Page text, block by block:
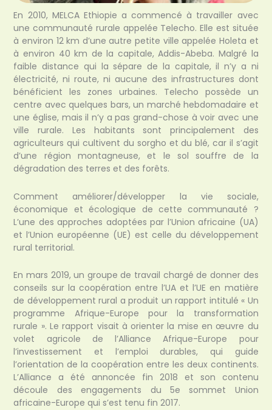
En 2010, MELCA Ethiopie a commencé à travailler avec
une communauté rurale appelée Telecho. Elle est située
à environ 12 km d’une autre petite ville appelée Holeta et
à environ 40 km de la capitale, Addis-Abeba. Malgré la
faible distance qui la sépare de la capitale, il n’y a ni
électricité, ni route, ni aucune des infrastructures dont
bénéficient les zones urbaines. Telecho possède un
centre avec quelques bars, un marché hebdomadaire et
une église, mais il n’y a pas grand-chose à voir avec une
ville rurale. Les habitants sont principalement des
agriculteurs qui cultivent du sorgho et du blé, car il s’agit
d’une région montagneuse, et le sol souffre de la
dégradation des terres et des forêts.
Comment améliorer/développer la vie sociale,
économique et écologique de cette communauté ?
L’une des approches adoptées par l’Union africaine (UA)
et l’Union européenne (UE) est celle du développement
rural territorial.
En mars 2019, un groupe de travail chargé de donner des
conseils sur la coopération entre l’UA et l’UE en matière
de développement rural a produit un rapport intitulé « Un
programme Afrique-Europe pour la transformation
rurale ». Le rapport visait à orienter la mise en œuvre du
volet agricole de l’Alliance Afrique-Europe pour
l’investissement et l’emploi durables, qui guide
l’orientation de la coopération entre les deux continents.
L’Alliance a été annoncée fin 2018 et son contenu
découle des engagements du 5e sommet Union
africaine-Europe qui s’est tenu fin 2017.